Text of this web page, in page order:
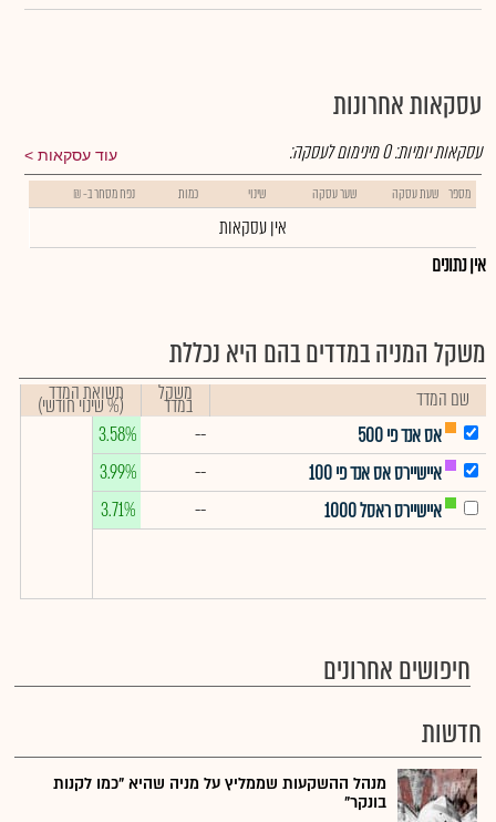
עסקאות אחרונות
עוד עסקאות עסקאות יומיות:0מינימום לעסקה:
מספר שעת עסקה שער עסקה שינוי כמות נפח מסחר ב- ₪
אין עסקאות
אין נתונים
משקל המניה במדדים בהם היא נכללת
שם המדד משקל
במדד תשואת המדד
(% שינוי חודשי)
אס אנד פי 500
--
3.58%
איישיירס אס אנד פי 100
--
3.99%
איישיירס ראסל 1000
--
3.71%
חיפושים אחרונים
חדשות
מנהל ההשקעות שממליץ על מניה שהיא "כמו לקנות
בונקר"